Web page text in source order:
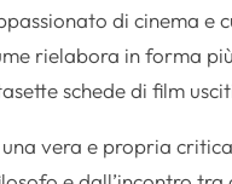
di cinema e
rielabora in forma
schede di film
vera e propria